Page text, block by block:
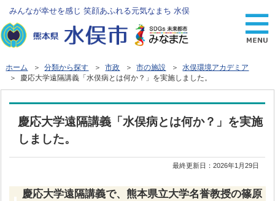
みんなが幸せを感じ 笑顔あふれる元気なまち 水俣
ホーム ＞分類から探す ＞市政 ＞市の施設 ＞水俣環境アカデミア
＞ 慶応大学遠隔講義「水俣病とは何か？」を実施しました。
慶応大学遠隔講義「水俣病とは何か？」を実施
しました。
最終更新日：2026年1月29日
慶応大学遠隔講義で、熊本県立大学名誉教授の篠原